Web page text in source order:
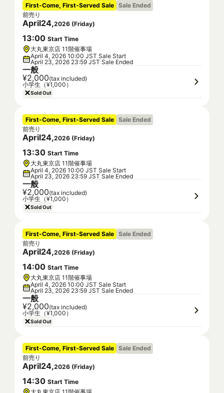
First-Come, First-Served Sale Sale Ended
前売り
April24,2026 (Friday)
13:00 Start Time
大丸東京店 11階催事場
April 4, 2026 10:00 JST Sale Start
April 23, 2026 23:59 JST Sale Ended
一般
¥2,000(tax included)
小学生（¥1,000）
Sold Out
First-Come, First-Served Sale Sale Ended
前売り
April24,2026 (Friday)
13:30 Start Time
大丸東京店 11階催事場
April 4, 2026 10:00 JST Sale Start
April 23, 2026 23:59 JST Sale Ended
一般
¥2,000(tax included)
小学生（¥1,000）
Sold Out
First-Come, First-Served Sale Sale Ended
前売り
April24,2026 (Friday)
14:00 Start Time
大丸東京店 11階催事場
April 4, 2026 10:00 JST Sale Start
April 23, 2026 23:59 JST Sale Ended
一般
¥2,000(tax included)
小学生（¥1,000）
Sold Out
First-Come, First-Served Sale Sale Ended
前売り
April24,2026 (Friday)
14:30 Start Time